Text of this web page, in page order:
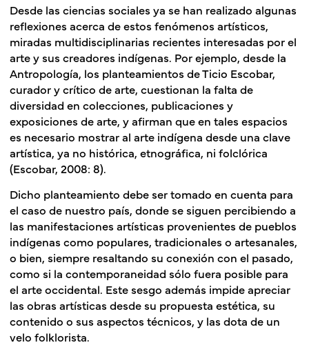
Desde las ciencias sociales ya se han realizado algunas
reflexiones acerca de estos fenómenos artísticos,
miradas multidisciplinarias recientes interesadas por el
arte y sus creadores indígenas. Por ejemplo, desde la
Antropología, los planteamientos de Ticio Escobar,
curador y crítico de arte, cuestionan la falta de
diversidad en colecciones, publicaciones y
exposiciones de arte, y afirman que en tales espacios
es necesario mostrar al arte indígena desde una clave
artística, ya no histórica, etnográfica, ni folclórica
(Escobar, 2008: 8).
Dicho planteamiento debe ser tomado en cuenta para
el caso de nuestro país, donde se siguen percibiendo a
las manifestaciones artísticas provenientes de pueblos
indígenas como populares, tradicionales o artesanales,
o bien, siempre resaltando su conexión con el pasado,
como si la contemporaneidad sólo fuera posible para
el arte occidental. Este sesgo además impide apreciar
las obras artísticas desde su propuesta estética, su
contenido o sus aspectos técnicos, y las dota de un
velo folklorista.